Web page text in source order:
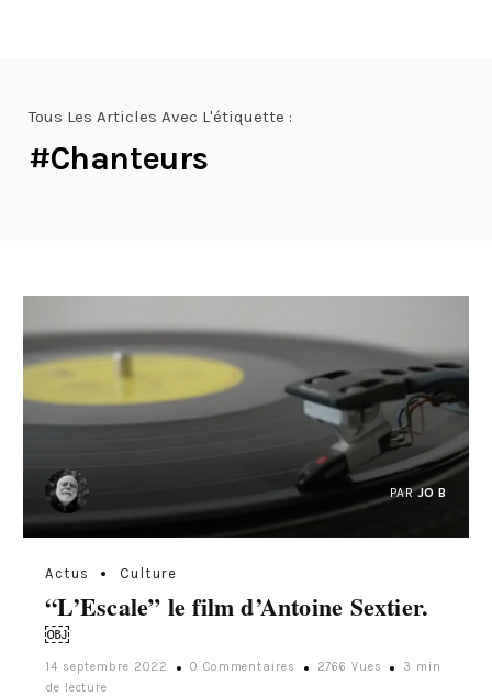
Tous Les Articles Avec L'étiquette :
#Chanteurs
PARJO B
Actus Culture
“L’Escale” le film d’Antoine Sextier.
￼
14 septembre 2022 0 Commentaires 2766 Vues
3 min
de lecture